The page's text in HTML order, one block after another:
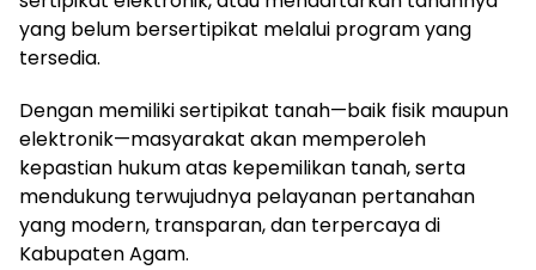
yang belum bersertipikat melalui program yang
tersedia.
Dengan memiliki sertipikat tanah—baik fisik maupun
elektronik—masyarakat akan memperoleh
kepastian hukum atas kepemilikan tanah, serta
mendukung terwujudnya pelayanan pertanahan
yang modern, transparan, dan terpercaya di
Kabupaten Agam.